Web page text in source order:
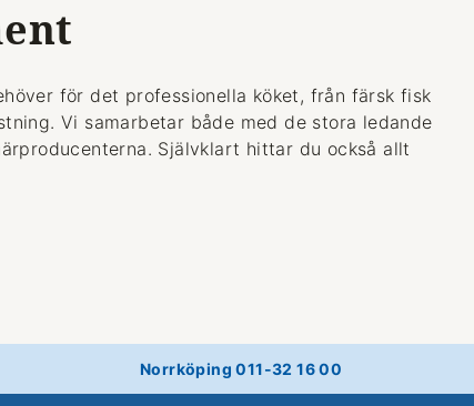
för det professionella köket, från färsk fisk
Vi samarbetar både med de stora ledande
Självklart hittar du också allt
Norrköping 011-32 16 00